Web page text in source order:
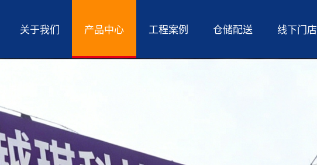
关于我们 产品中心 工程案例 仓储配送 线下门店